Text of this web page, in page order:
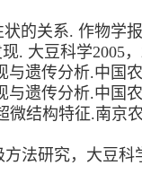
的关系. 作物学报
. 大豆科学2005，
遗传分析.中国
遗传分析.中国
结构特征.南京
法研究，大豆科